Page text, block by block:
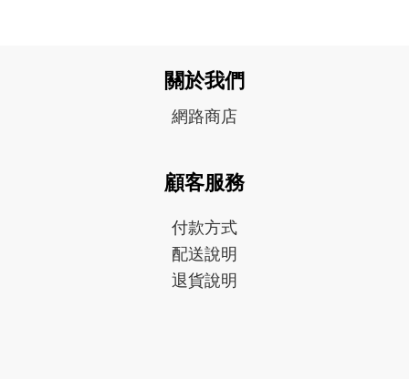
關於我們
網路商店
顧客服務
付款方式
配送說明
退貨說明